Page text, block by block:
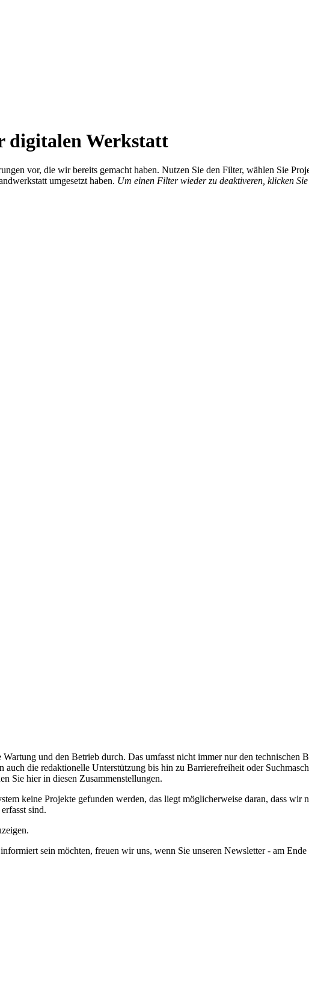
digitalen Werkstatt
vor, die wir bereits gemacht haben. Nutzen Sie den Filter, wählen Sie
umgesetzt haben. Um einen Filter wieder zu deaktiveren, klicken
und den Betrieb durch. Das umfasst nicht immer nur den technischen
die redaktionelle Unterstützung bis hin zu Barrierefreiheit oder
Sie hier in diesen Zusammenstellungen.
keine Projekte gefunden werden, das liegt möglicherweise daran, dass
sind.
sein möchten, freuen wir uns, wenn Sie unseren Newsletter - am Ende